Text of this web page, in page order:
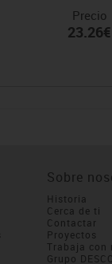
Precio
23.26€
Sobre
Historia
Cerca de ti
Contactar
Proyectos
Trabaja con
Grupo